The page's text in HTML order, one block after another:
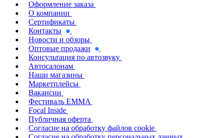
Оформление заказа
О компании
Сертификаты
Контакты
Новости и обзоры
Оптовые продажи
Консультация по автозвуку
Автосалонам
Наши магазины
Маркетплейсы
Вакансии
Фестиваль EMMA
Focal Inside
Публичная оферта
Согласие на обработку файлов cookie